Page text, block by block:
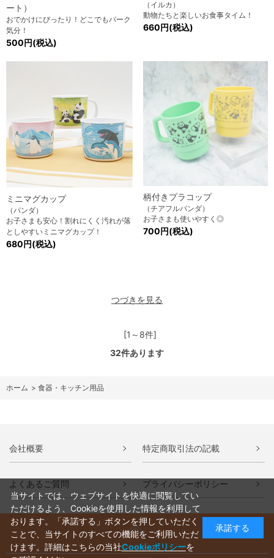
ート）
おでかけにぴったり！どこでもパーク
気分！
500円(税込)
（イルカ）
動物たちと楽しいお食事タイム！
660円(税込)
ミニマグカップ
（パンダ）
お子さまも安心！割れにくく汚れが落
としやすいミニマグカップ！
680円(税込)
柄付きプラコップ
（チアフルパンダ）
お子さまも使いやすく◎
700円(税込)
つづきを見る
[1～8件]
32件あります
ホーム > 食器・キッチン用品
会社概要 特定商取引法の記載
よくあるご質問 プライバシーポリシー
当サイトでは、ウェブサイトを快適に閲覧してい
ただけるよう、Cookieを使用した情報を利用して
おります。「承諾する」ボタンを押していただく
ことで、当サイトのすべての機能をご利用いただ
けます。詳細はこちらの当社Cookieポリシーを
承諾する